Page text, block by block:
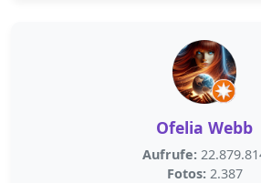
Ofelia Webb
Aufrufe:
Fotos: 2.387